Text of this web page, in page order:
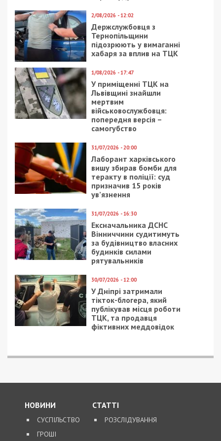
Залесье, Михайловка, Светильник, Победа,
Рудницкое, Большой Круполь, Малый Круполь,
Петровка. Активных действий войска оккупантов
не проводили. Противник не отказывается от
проведения наступательных действий в Киев и
пытается осуществить перегруппировку боевых
подразделений.
На Слобожанском направлении определенными
силами Западного военного округа активных
наступательных действий не проводил. Ромны,
По направлению на Сумы и Ахтырку
подразделения из состава 1-й танковой армии
противника активных наступательных действий
не ведут, сосредотачивают усилия на
блокировке города Сумы. Враг пытается
действиям в направлении населенных пунктов
Тростянец, Ахтырка, Полтава, частью сил – на
Прилуки и Киев.
В районе Харькова подразделения из состава 6
общевойсковой армии и северного флота
активных действий не проводили. Основные
усилия оккупантов сосредоточивались на
блокировании города Харькова, уничтожении его
гражданской инфраструктуры и ведении
разведки позиций Вооруженных Сил Украины.
Зафиксировано проведение воздушной разведки
В направлении Изюма враг пытается
Балаклея, Гусаровка, Волобуевка, Петровское,
Снежковка, Топольское, Бахтын, Капитоловка.
отмечены, осуществляется перегруппировка и
логистическое обеспечение войск. Враг нанес